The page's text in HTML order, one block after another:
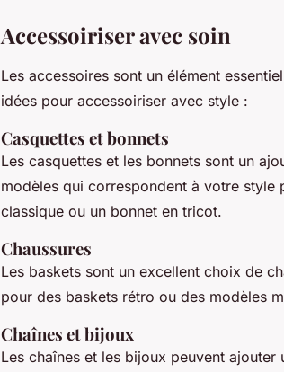
Accessoiriser avec soin
Les accessoires sont un élément
idées pour accessoiriser avec style :
Casquettes et bonnets
Les casquettes et les bonnets sont un
modèles qui correspondent à votre style
classique ou un bonnet en tricot.
Chaussures
Les baskets sont un excellent choix de
pour des baskets rétro ou des modèles
Chaînes et bijoux
Les chaînes et les bijoux peuvent